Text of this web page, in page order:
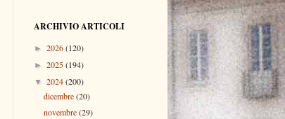
ARCHIVIO ARTICOLI
► 2026(120)
► 2025(194)
▼ 2024(200)
dicembre(20)
novembre(29)